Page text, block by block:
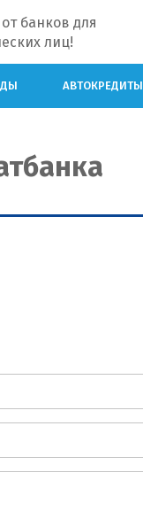
банков для
лиц!
АВТОКРЕДИТЫ